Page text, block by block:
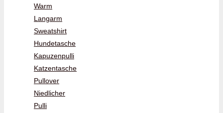
Warm
Langarm
Sweatshirt
Hundetasche
Kapuzenpulli
Katzentasche
Pullover
Niedlicher
Pulli